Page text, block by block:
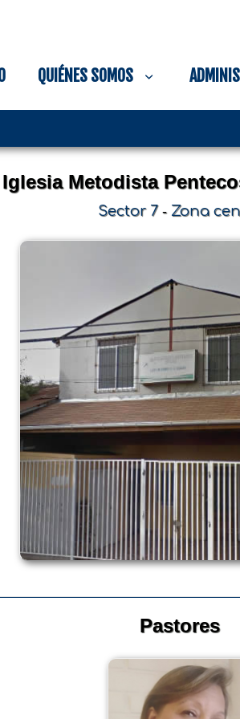
QUIÉNES SOMOS
Iglesia Metodista
Sector 7- Zona
Pastores